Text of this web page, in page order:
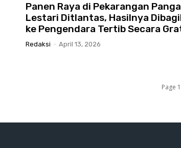
Panen Raya di Pekarangan
Lestari Ditlantas, Hasilnya
ke Pengendara Tertib Secara
Redaksi - April 13, 2026
Page